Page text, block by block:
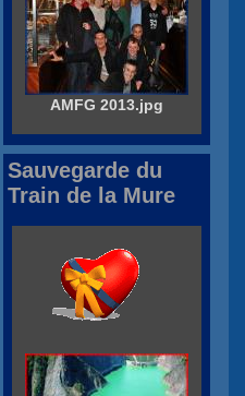
AMFG 2013.jpg
Sauvegarde du
Train de la Mure